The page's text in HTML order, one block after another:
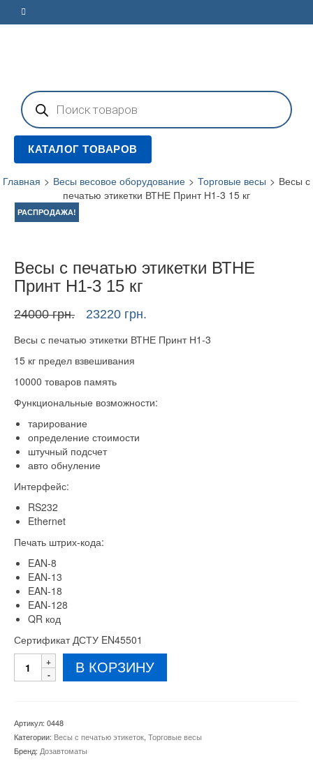
Поиск
товаров
КАТАЛОГ ТОВАРОВ
Главная > Весы весовое оборудование > Торговые весы > Весы с
печатью этикетки ВТНЕ Принт Н1-3 15 кг
РАСПРОДАЖА!
Весы с печатью этикетки ВТНЕ
Принт Н1-3 15 кг
24000грн.
Первоначальная
составляла
23220 грн.
23220 грн..
Весы с печатью этикетки ВТНЕ Принт Н1-3
15 кг предел взвешивания
10000 товаров память
Функциональные возможности:
тарирование
определение стоимости
штучный подсчет
авто обнуление
Интерфейс:
RS232
Ethernet
Печать штрих-кода:
EAN-8
EAN-13
EAN-18
EAN-128
QR код
Сертификат ДСТУ EN45501
Количество
товара
этикетки
ВТНЕ
Принт
В КОРЗИНУ
Артикул: 0448
Категории: Весы с печатью этикеток, Торговые весы
Бренд: Дозавтоматы